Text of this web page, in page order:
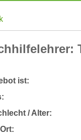
ist:
/ Alter: